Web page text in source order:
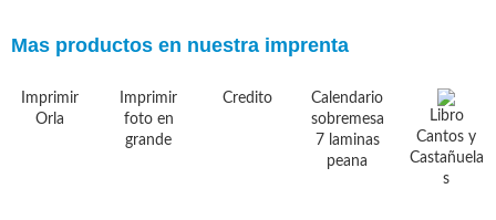
Mas productos en nuestra imprenta
Imprimir
Orla
Imprimir
foto en
grande
Credito
Calendario
sobremesa
7 laminas
peana
Libro
Cantos y
Castañuela
s